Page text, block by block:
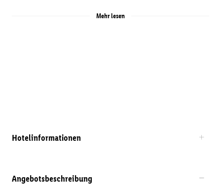
Mehr lesen
Hotelinformationen
Angebotsbeschreibung